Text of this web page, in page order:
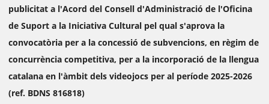
publicitat a l'Acord del Consell d'Administració de l'Oficina
de Suport a la Iniciativa Cultural pel qual s'aprova la
convocatòria per a la concessió de subvencions, en règim de
concurrència competitiva, per a la incorporació de la llengua
catalana en l'àmbit dels videojocs per al període 2025-2026
(ref. BDNS 816818)